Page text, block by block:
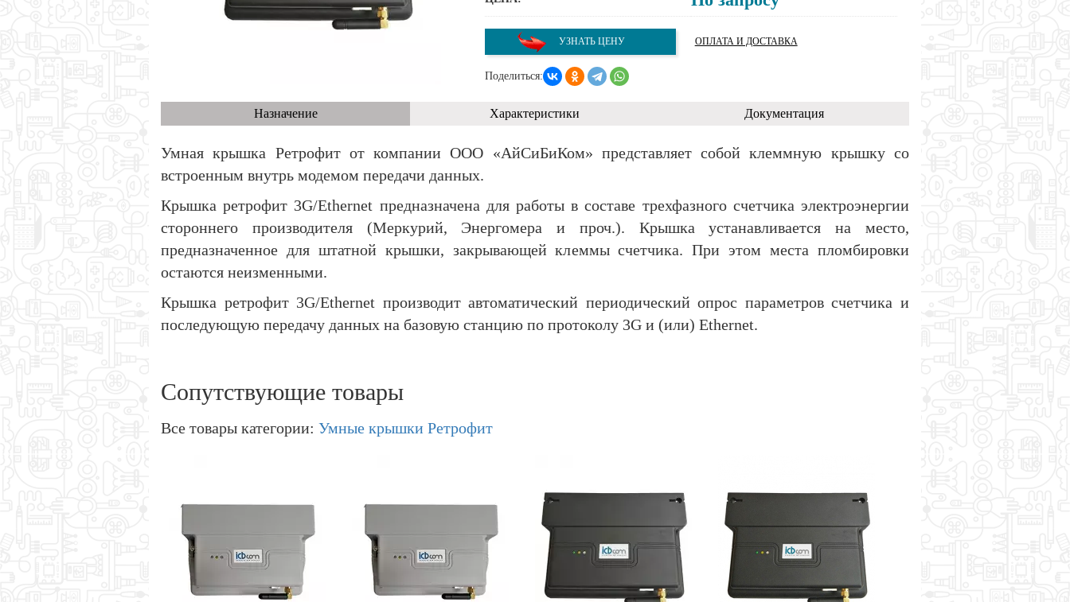
УЗНАТЬ ЦЕНУ ОПЛАТА И ДОСТАВКА
Поделиться:
Назначение Характеристики Документация
Умная крышка Ретрофит от компании ООО «АйСиБиКом» представляет собой клеммную крышку со
встроенным внутрь модемом передачи данных.
Крышка ретрофит 3G/Ethernet предназначена для работы в составе трехфазного счетчика электроэнергии
стороннего производителя (Меркурий, Энергомера и проч.). Крышка устанавливается на место,
предназначенное для штатной крышки, закрывающей клеммы счетчика. При этом места пломбировки
остаются неизменными.
Крышка ретрофит 3G/Ethernet производит автоматический периодический опрос параметров счетчика и
последующую передачу данных на базовую станцию по протоколу 3G и (или) Ethernet.
Сопутствующие товары
Все товары категории: Умные крышки Ретрофит